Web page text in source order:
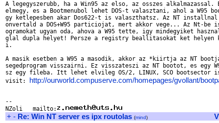
A legegyszerubb, ha a Win95 az elso, az osszes
elmegy, es a Bootmenubol lehet DOS-t valasztani, ahol a W95
gy ketlepesben akar Dos622-t is valaszthatsz. Az NT installnal
onvertald a DOS+W95 particiojat, mert akkor vege... Az Nt-
ogramokat ugyan oda, ahova a W95 tette, igy mindegyiket
glal dupla helyet! Persze a registry beallitasokat ket helyen
i.
A masik esetben a W95 a masodik, akkor az *kiirtja az NT
segedprogram visszairni. Ez visszateszi az NT bootot, es egy
sz egy fileba. Itt lehet elvileg OS/2, LINUX, SCO bootsector
visit: http://ourworld.compuserve.com/homepages/gvollant/
--
NZoli   mailto:
+ - Re: Win NT server es ipx routolas (mind)